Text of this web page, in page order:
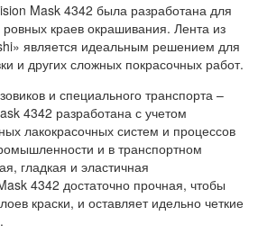
Mask 4342 была разработана для
краев окрашивания. Лента из
является идеальным решением для
и других сложных покрасочных работ.
и специального транспорта –
4342 разработана с учетом
лакокрасочных систем и процессов
и в транспортном
гладкая и эластичная
4342 достаточно прочная, чтобы
краски, и оставляет идельно четкие